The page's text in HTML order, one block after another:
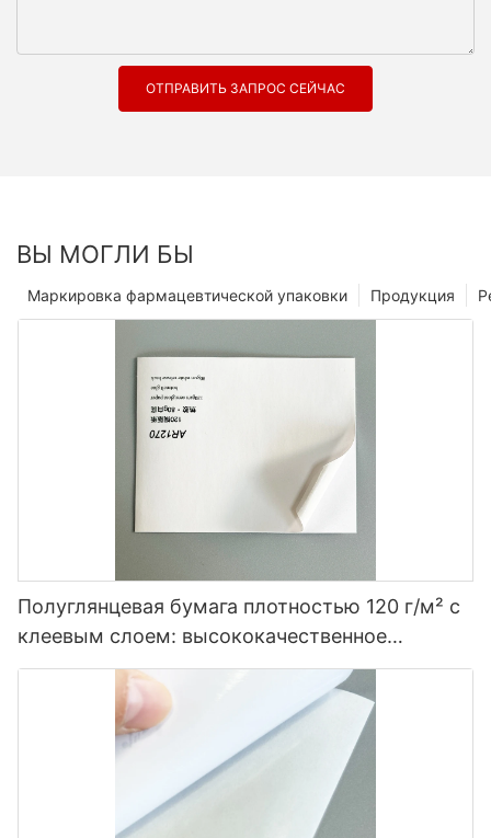
ОТПРАВИТЬ ЗАПРОС СЕЙЧАС
ВЫ МОГЛИ БЫ
Продукция
Маркировка фармацевтической упаковки
Полуглянцевая бумага плотностью 120 г/м² с
клеевым слоем: высококачественное
решение для маркировки.